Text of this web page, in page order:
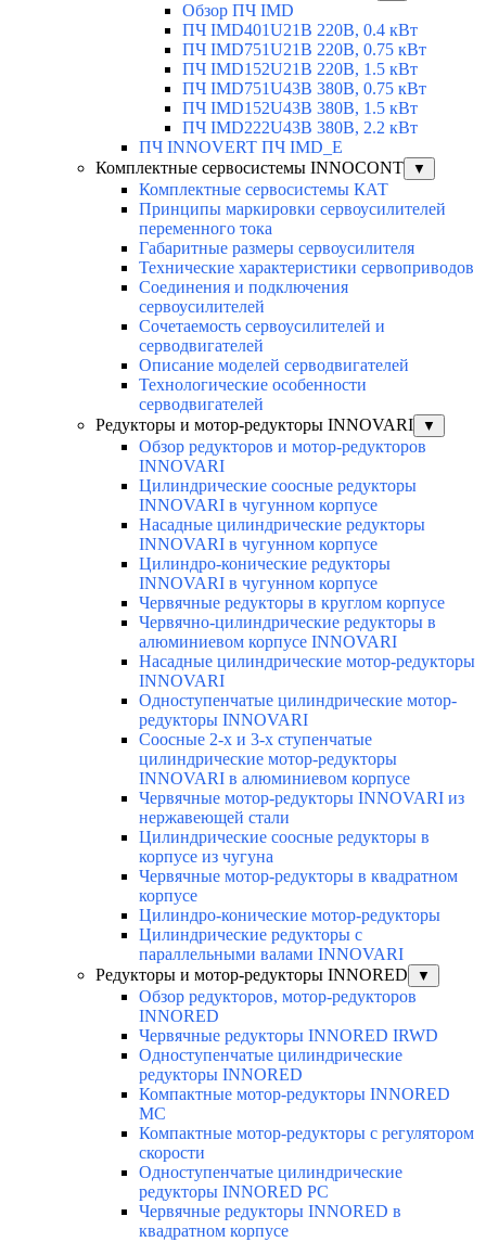
Обзор ПЧ IMD
ПЧ IMD401U21B 220В, 0.4 кВт
ПЧ IMD751U21B 220В, 0.75 кВт
ПЧ IMD152U21B 220В, 1.5 кВт
ПЧ IMD751U43B 380В, 0.75 кВт
ПЧ IMD152U43B 380В, 1.5 кВт
ПЧ IMD222U43B 380В, 2.2 кВт
ПЧ INNOVERT ПЧ IMD_E
Комплектные сервосистемы INNOCONT
▼
Комплектные сервосистемы КАТ
Принципы маркировки сервоусилителей
переменного тока
Габаритные размеры сервоусилителя
Технические характеристики сервоприводов
Соединения и подключения
сервоусилителей
Сочетаемость сервоусилителей и
серводвигателей
Описание моделей серводвигателей
Технологические особенности
серводвигателей
Редукторы и мотор-редукторы INNOVARI
▼
Обзор редукторов и мотор-редукторов
INNOVARI
Цилиндрические соосные редукторы
INNOVARI в чугунном корпусе
Насадные цилиндрические редукторы
INNOVARI в чугунном корпусе
Цилиндро-конические редукторы
INNOVARI в чугунном корпусе
Червячные редукторы в круглом корпусе
Червячно-цилиндрические редукторы в
алюминиевом корпусе INNOVARI
Насадные цилиндрические мотор-редукторы
INNOVARI
Одноступенчатые цилиндрические мотор-
редукторы INNOVARI
Соосные 2-х и 3-х ступенчатые
цилиндрические мотор-редукторы
INNOVARI в алюминиевом корпусе
Червячные мотор-редукторы INNOVARI из
нержавеющей стали
Цилиндрические соосные редукторы в
корпусе из чугуна
Червячные мотор-редукторы в квадратном
корпусе
Цилиндро-конические мотор-редукторы
Цилиндрические редукторы с
параллельными валами INNOVARI
Редукторы и мотор-редукторы INNORED
▼
Обзор редукторов, мотор-редукторов
INNORED
Червячные редукторы INNORED IRWD
Одноступенчатые цилиндрические
редукторы INNORED
Компактные мотор-редукторы INNORED
MC
Компактные мотор-редукторы с регулятором
скорости
Одноступенчатые цилиндрические
редукторы INNORED PC
Червячные редукторы INNORED в
квадратном корпусе